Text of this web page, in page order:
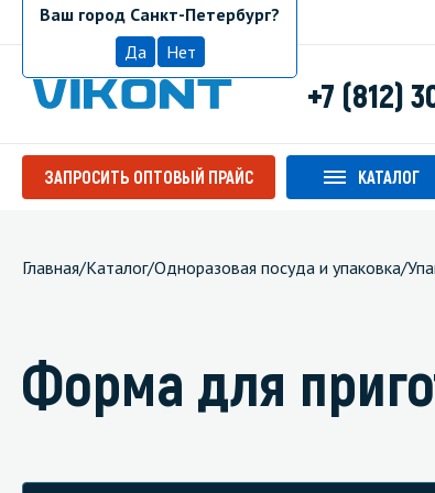
Санкт-Петербург
Ваш город Санкт-Петербург?
Да
Нет
+7 (812)
ЗАПРОСИТЬ ОПТОВЫЙ ПРАЙС КАТАЛОГ
Главная/Каталог/Одноразовая посуда и упаковка/
Форма для